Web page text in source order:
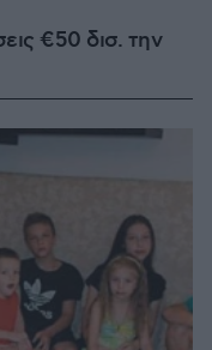
€50 δισ. την